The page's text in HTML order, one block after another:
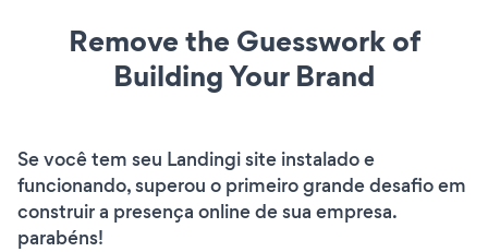
Remove the Guesswork of
Building Your Brand
Se você tem seu Landingi site instalado e
funcionando, superou o primeiro grande desafio em
construir a presença online de sua empresa.
parabéns!